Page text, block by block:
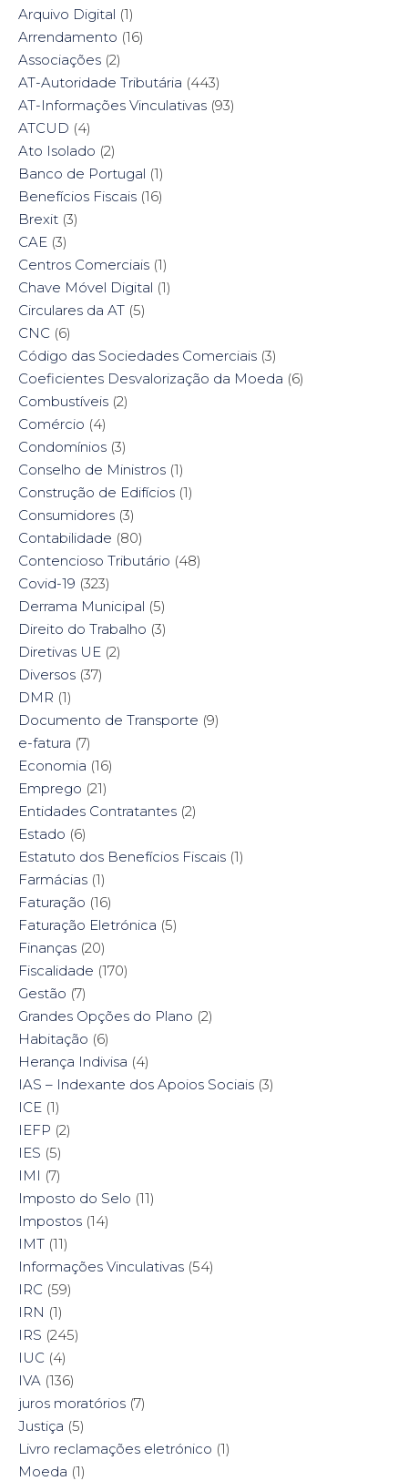
Arquivo Digital (1)
Arrendamento (16)
Associações (2)
AT-Autoridade Tributária (443)
AT-Informações Vinculativas (93)
ATCUD (4)
Ato Isolado (2)
Banco de Portugal (1)
Benefícios Fiscais (16)
Brexit (3)
CAE (3)
Centros Comerciais (1)
Chave Móvel Digital (1)
Circulares da AT (5)
CNC (6)
Código das Sociedades Comerciais (3)
Coeficientes Desvalorização da Moeda (6)
Combustíveis (2)
Comércio (4)
Condomínios (3)
Conselho de Ministros (1)
Construção de Edifícios (1)
Consumidores (3)
Contabilidade (80)
Contencioso Tributário (48)
Covid-19 (323)
Derrama Municipal (5)
Direito do Trabalho (3)
Diretivas UE (2)
Diversos (37)
DMR (1)
Documento de Transporte (9)
e-fatura (7)
Economia (16)
Emprego (21)
Entidades Contratantes (2)
Estado (6)
Estatuto dos Benefícios Fiscais (1)
Farmácias (1)
Faturação (16)
Faturação Eletrónica (5)
Finanças (20)
Fiscalidade (170)
Gestão (7)
Grandes Opções do Plano (2)
Habitação (6)
Herança Indivisa (4)
IAS – Indexante dos Apoios Sociais (3)
ICE (1)
IEFP (2)
IES (5)
IMI (7)
Imposto do Selo (11)
Impostos (14)
IMT (11)
Informações Vinculativas (54)
IRC (59)
IRN (1)
IRS (245)
IUC (4)
IVA (136)
juros moratórios (7)
Justiça (5)
Livro reclamações eletrónico (1)
Moeda (1)